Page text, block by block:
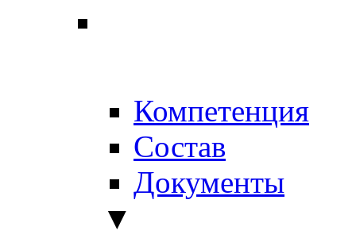
Компетенция
Состав
Документы
▼